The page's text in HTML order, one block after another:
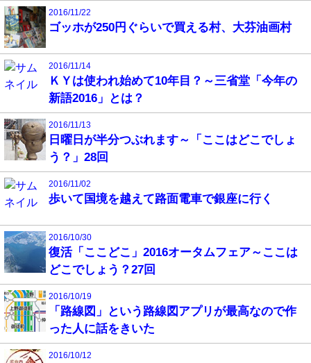
2016/11/22
ゴッホが250円ぐらいで買える村、大芬油画村
2016/11/14
ＫＹは使われ始めて10年目？～三省堂「今年の
新語2016」とは？
2016/11/13
日曜日が半分つぶれます～「ここはどこでしょ
う？」28回
2016/11/02
歩いて国境を越えて路面電車で銀座に行く
2016/10/30
復活「ここどこ」2016オータムフェア～ここは
どこでしょう？27回
2016/10/19
「路線図」という路線図アプリが最高なので作
った人に話をきいた
2016/10/12